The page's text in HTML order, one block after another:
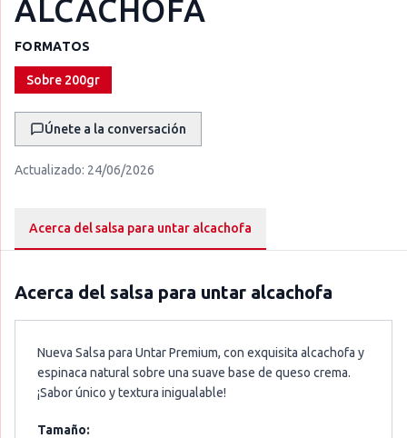
ALCACHOFA
FORMATOS
Sobre 200gr
Únete a la conversación
Actualizado: 24/06/2026
Acerca del salsa para untar alcachofa
Acerca del salsa para untar alcachofa
Nueva Salsa para Untar Premium, con exquisita alcachofa y
espinaca natural sobre una suave base de queso crema.
¡Sabor único y textura inigualable!
Tamaño: